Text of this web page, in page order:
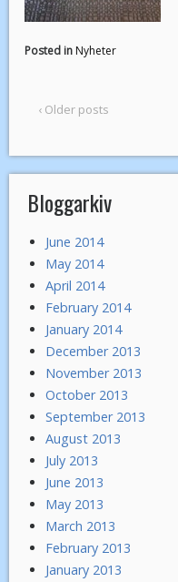
Posted in Nyheter
‹ Older posts
Bloggarkiv
June 2014
May 2014
April 2014
February 2014
January 2014
December 2013
November 2013
October 2013
September 2013
August 2013
July 2013
June 2013
May 2013
March 2013
February 2013
January 2013